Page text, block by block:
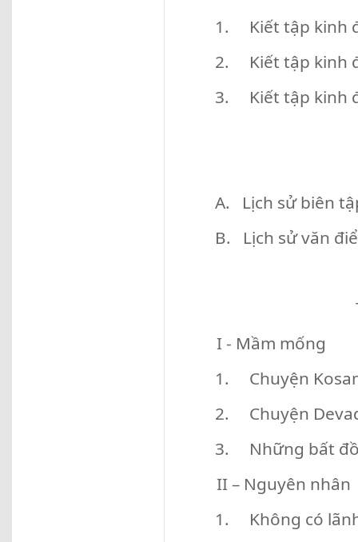
1. Kiết tập kinh
2. Kiết tập kinh
3. Kiết tập kinh
A. Lịch sử biên
B. Lịch sử văn
I - Mầm mống
1. Chuyện
2. Chuyện
3. Những bất
II – Nguyên nhân
1. Không có